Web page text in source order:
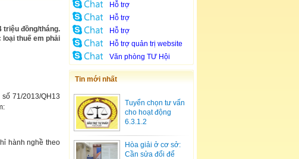
đồng/tháng.
loại thuế em phải
71/2013/QH13
hành nghề theo
Hỗ trợ
Hỗ trợ
Hỗ trợ
Hỗ trợ quản trị website
Văn phòng TƯ Hội
Tin mới nhất
Tuyển chọn tư vấn
cho hoạt động
6.3.1.2
Hòa giải ở cơ sở:
Cần sửa đổi để